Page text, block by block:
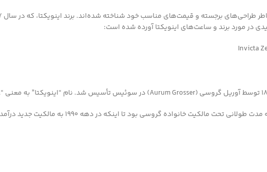
در مورد برند و ساعت‌های اینویکتا آورده شده است:
گروسی بود تا اینکه در دهه ۱۹۹۰ به مالکیت جدید درآمد و فعالیت‌های خود را به سمت طراحی‌های مدرن و تولید انبوه گسترش داد.